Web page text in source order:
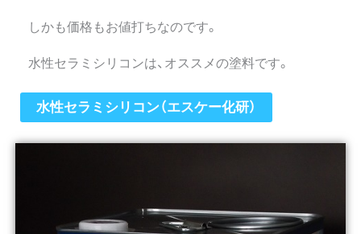
しかも価格もお値打ちなのです。
水性セラミシリコンは、オススメの塗料です。
水性セラミシリコン（エスケー化研）